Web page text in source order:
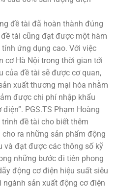
tài đã hoàn thành đúng
tài cũng đạt được một hàm
ứng dụng cao. Với việc
cơ Hà Nội trong thời gian tới
của đề tài sẽ được cơ quan,
xuất thương mại hóa nhằm
được chi phí nhập khẩu
PGS.TS Phạm Hoàng
đề tài cho biết thêm
ra những sản phẩm động
và đạt được các thông số kỹ
những bước đi tiên phong
động cơ điện hiệu suất siêu
ngành sản xuất động cơ điện